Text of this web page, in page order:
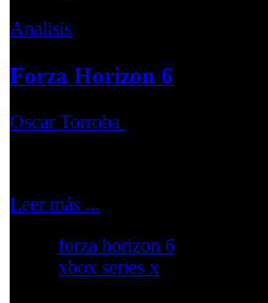
Analisis
Forza Horizon 6
Oscar Torroba
Leer más ...
forza horizon 6
xbox series x